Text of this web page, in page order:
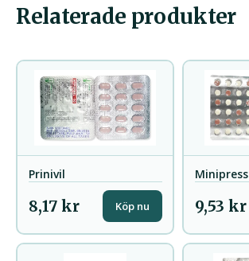
Relaterade produkter
Prinivil
8,17 kr Köp nu
Minipress
9,53 kr